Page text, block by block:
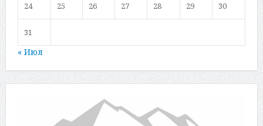
24 25 26 27 28 29 30
31
« Июл